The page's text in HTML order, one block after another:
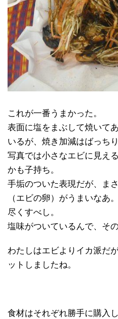
これが一番うまかった。
表面に塩をまぶして焼いて
いるが、焼き加減はばっちり
写真では小さなエビに見え
かも子持ち。
手垢のついた表現だが、ま
（エビの卵）がうまいなあ
尽くすべし。
塩味がついているんで、そ
わたしはエビよりイカ派だ
ットしましたね。
食材はそれぞれ勝手に購入